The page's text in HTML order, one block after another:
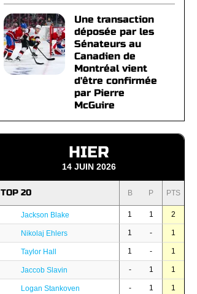
Une transaction
déposée par les
Sénateurs au
Canadien de
Montréal vient
d'être confirmée
par Pierre
McGuire
HIER
14 JUIN 2026
TOP 20 B P PTS
Jackson Blake 1 1 2
Nikolaj Ehlers 1 - 1
Taylor Hall 1 - 1
Jaccob Slavin - 1 1
Logan Stankoven - 1 1